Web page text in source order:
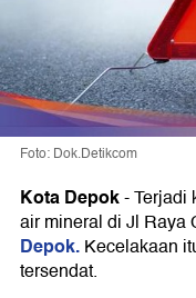
Foto: Dok.Detikcom
Kota Depok-Terjadi
air mineral di Jl Raya
Depok.Kecelakaan
tersendat.